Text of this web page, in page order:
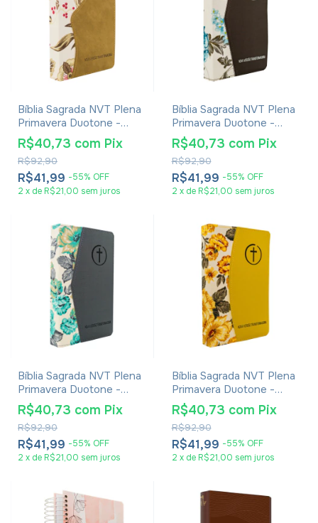
Bíblia Sagrada NVT Plena
Primavera Duotone -
Capa Luxo Tecido
Marrom Claro
R$41,99 -55% OFF
R$92,90
R$40,73 com Pix
2 x de R$21,00 sem juros
Bíblia Sagrada NVT Plena
Primavera Duotone -
Capa Luxo Tecido Café
R$41,99 -55% OFF
R$92,90
R$40,73 com Pix
2 x de R$21,00 sem juros
Bíblia Sagrada NVT Plena
Primavera Duotone -
Capa Luxo Tecido Verde
e Cinza
R$41,99 -55% OFF
R$92,90
R$40,73 com Pix
2 x de R$21,00 sem juros
Bíblia Sagrada NVT Plena
Primavera Duotone -
Capa Luxo Tecido
Amarela
R$41,99 -55% OFF
R$92,90
R$40,73 com Pix
2 x de R$21,00 sem juros